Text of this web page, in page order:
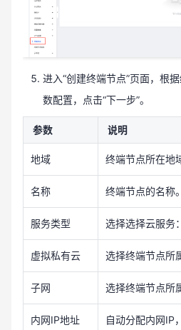
进入“创建终端节点”页面，根
数配置，点击“下一步”。
参数 说明
地域 终端节点所在地
名称 终端节点的名称
服务类型 选择选择云服务
虚拟私有云 选择终端节点所
子网 选择终端节点所
内网IP地址 自动分配内网IP